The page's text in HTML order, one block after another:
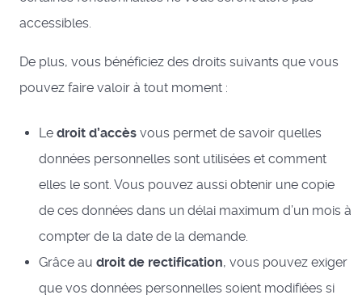
accessibles.
De plus, vous bénéficiez des droits suivants que vous
pouvez faire valoir à tout moment :
Le droit d’accès vous permet de savoir quelles
données personnelles sont utilisées et comment
elles le sont. Vous pouvez aussi obtenir une copie
de ces données dans un délai maximum d’un mois à
compter de la date de la demande.
Grâce au droit de rectification, vous pouvez exiger
que vos données personnelles soient modifiées si